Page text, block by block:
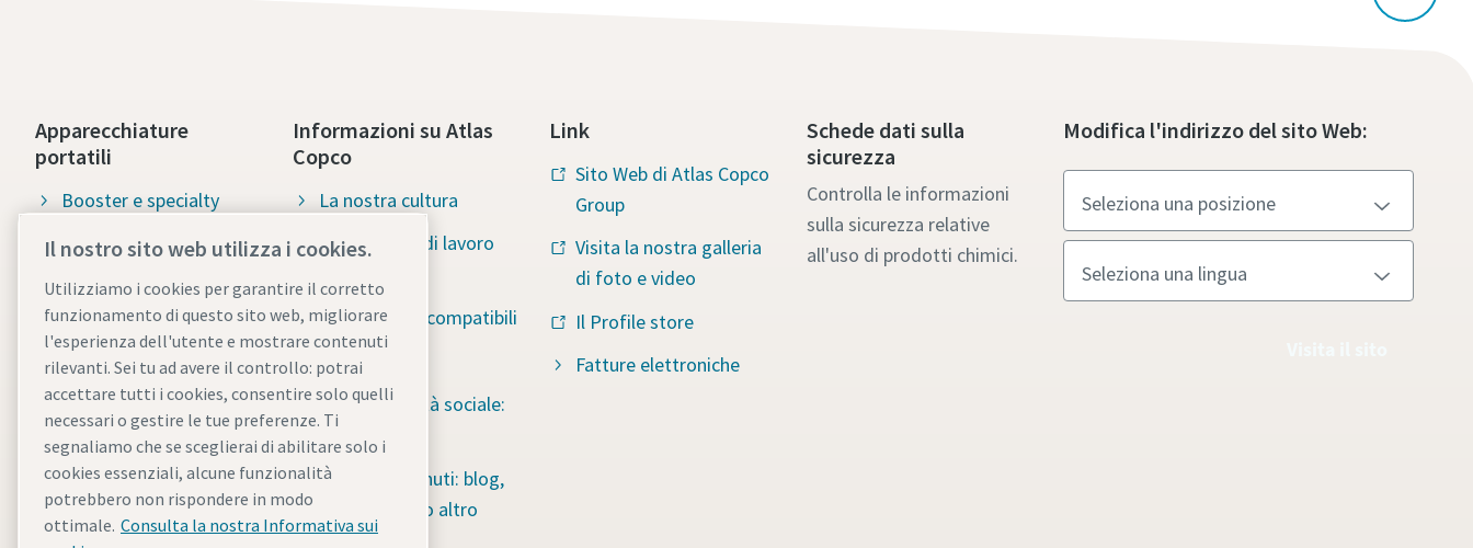
Apparecchiature
portatili
Booster e specialty
Costruzioni
Pompe per il drenaggio
Sistemi di accumulo di
energia
Torri faro
Motocompressori
Informazioni su Atlas
Copco
La nostra cultura
Opportunità di lavoro
Soluzioni ecocompatibili
Sostenibilità
Responsabilità sociale:
Water for All
Hub di contenuti: blog,
guide e molto altro
ancora
Link
Sito Web di Atlas Copco
Group
Visita la nostra galleria
di foto e video
Il Profile store
Fatture elettroniche
Schede dati sulla
sicurezza
Controlla le informazioni
sulla sicurezza relative
all'uso di prodotti chimici.
Modifica l'indirizzo del sito Web:
Il nostro sito web utilizza i cookies.
Utilizziamo i cookies per garantire il corretto
funzionamento di questo sito web, migliorare
l'esperienza dell'utente e mostrare contenuti
rilevanti. Sei tu ad avere il controllo: potrai
accettare tutti i cookies, consentire solo quelli
necessari o gestire le tue preferenze. Ti
segnaliamo che se sceglierai di abilitare solo i
cookies essenziali, alcune funzionalità
potrebbero non rispondere in modo
ottimale. Consulta la nostra Informativa sui